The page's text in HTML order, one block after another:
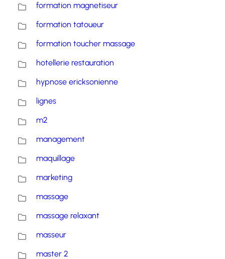
formation magnetiseur
formation tatoueur
formation toucher massage
hotellerie restauration
hypnose ericksonienne
lignes
m2
management
maquillage
marketing
massage
massage relaxant
masseur
master 2